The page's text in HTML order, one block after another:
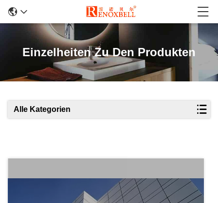
Einzelheiten Zu Den Produkten
Alle Kategorien